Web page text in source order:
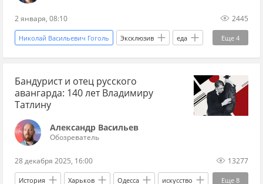
2 января, 08:10 2445
Еще 4
Николай Васильевич Гоголь Эксклюзив еда
украинская кухня Пушкин Петр I
Украина
Бандурист и отец русского
авангарда: 140 лет Владимиру
Татлину
Александр Васильев
Обозреватель
28 декабря 2025, 16:00 13277
Еще 8
История Харьков Одесса искусство